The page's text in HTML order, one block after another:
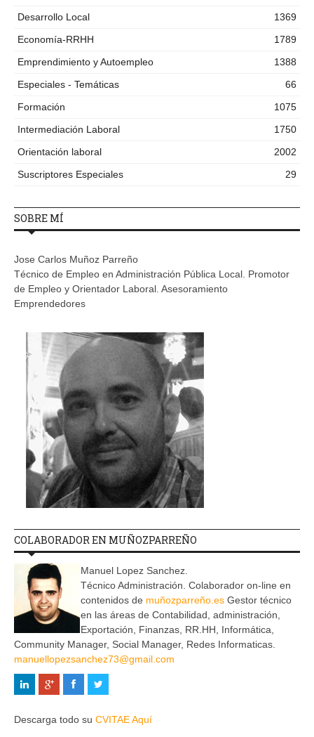
Desarrollo Local
1369
Economía-RRHH
1789
Emprendimiento y Autoempleo
1388
Especiales - Temáticas
66
Formación
1075
Intermediación Laboral
1750
Orientación laboral
2002
Suscriptores Especiales
29
SOBRE MÍ
Jose Carlos Muñoz Parreño
Técnico de Empleo en Administración Pública Local. Promotor
de Empleo y Orientador Laboral. Asesoramiento
Emprendedores
COLABORADOR EN MUÑOZPARREÑO
Manuel Lopez Sanchez.
Técnico Administración. Colaborador on-line en
contenidos de muñozparreño.es Gestor técnico
en las áreas de Contabilidad, administración,
Exportación, Finanzas, RR.HH, Informática,
Community Manager, Social Manager, Redes Informaticas.
manuellopezsanchez73@gmail.com
Descarga todo su CVITAE Aquí